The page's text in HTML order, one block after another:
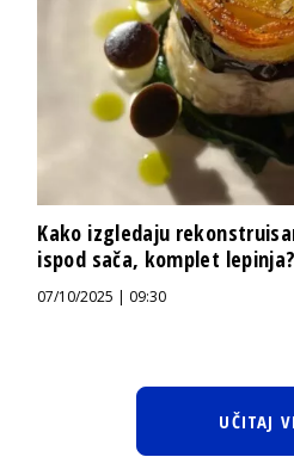
Kako izgledaju
ispod sača, komplet lepinja?
07/10/2025 | 09:30
UČITAJ